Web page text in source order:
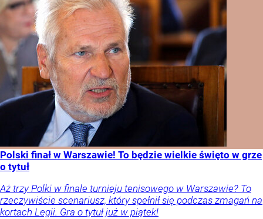
Polski finał w Warszawie! To będzie wielkie święto w grze
o tytuł
Aż trzy Polki w finale turnieju tenisowego w Warszawie? To
rzeczywiście scenariusz, który spełnił się podczas zmagań na
kortach Legii. Gra o tytuł już w piątek!